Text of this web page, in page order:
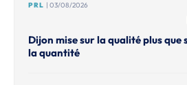
PRL | 03/08/2026
Dijon mise sur la qualité plus que
la quantité